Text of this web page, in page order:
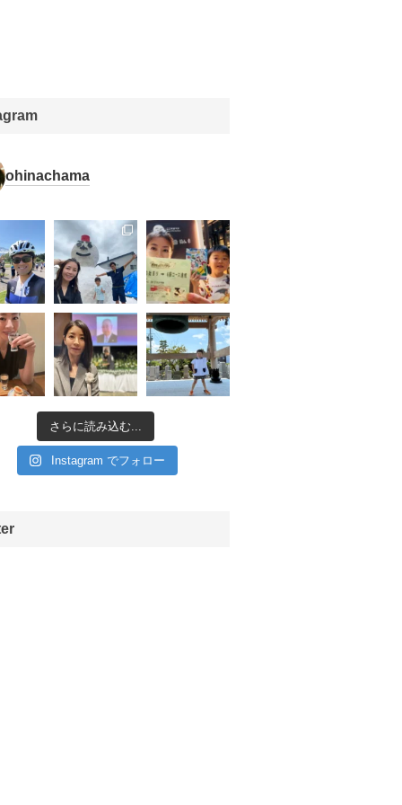
ohinachama
さらに読み込む...
Instagram でフォロー